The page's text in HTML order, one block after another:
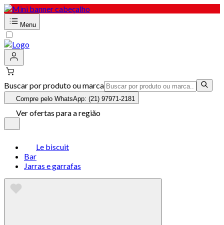
Menu
Buscar por produto ou marca
Compre pelo WhatsApp: (21) 97971-2181
Ver ofertas para a região
Le biscuit
Bar
Jarras e garrafas